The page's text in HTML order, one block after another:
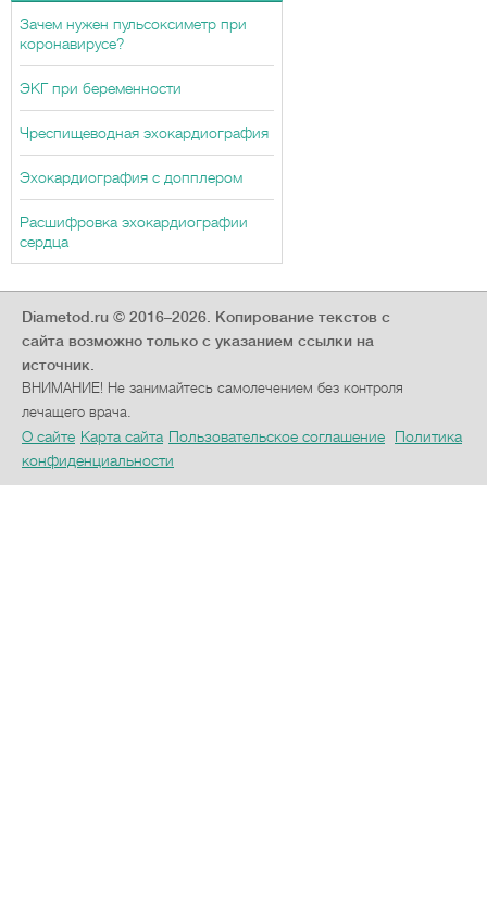
Зачем нужен пульсоксиметр при
коронавирусе?
ЭКГ при беременности
Чреспищеводная эхокардиография
Эхокардиография с допплером
Расшифровка эхокардиографии
сердца
Diametod.ru © 2016–2026. Копирование текстов с
сайта возможно только с указанием ссылки на
источник.
ВНИМАНИЕ! Не занимайтесь самолечением без контроля
лечащего врача.
О сайте Карта сайта Пользовательское соглашение
Политика
конфиденциальности